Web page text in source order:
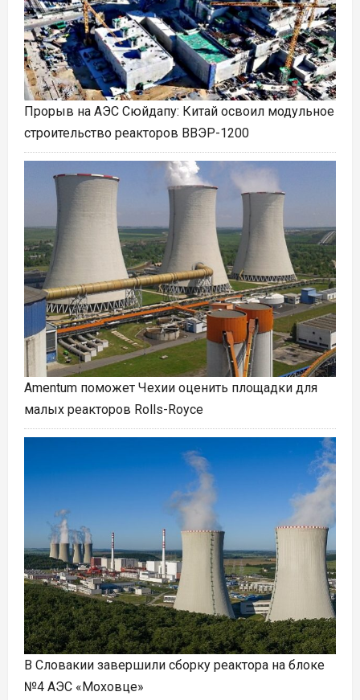
Прорыв на АЭС Сюйдапу: Китай освоил модульное
строительство реакторов ВВЭР-1200
Amentum поможет Чехии оценить площадки для
малых реакторов Rolls-Royce
В Словакии завершили сборку реактора на блоке
№4 АЭС «Моховце»